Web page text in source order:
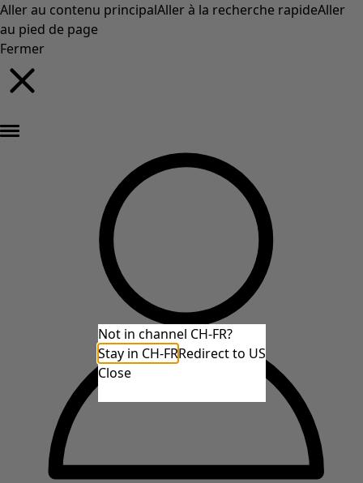
Aller au contenu principalAller à la recherche rapideAller
au pied de page
Fermer
Not in channel CH-FR?
Stay in CH-FRRedirect to US
Close